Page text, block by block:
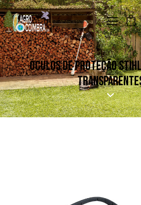
0
ÓCULOS DE PROTEÇÃO